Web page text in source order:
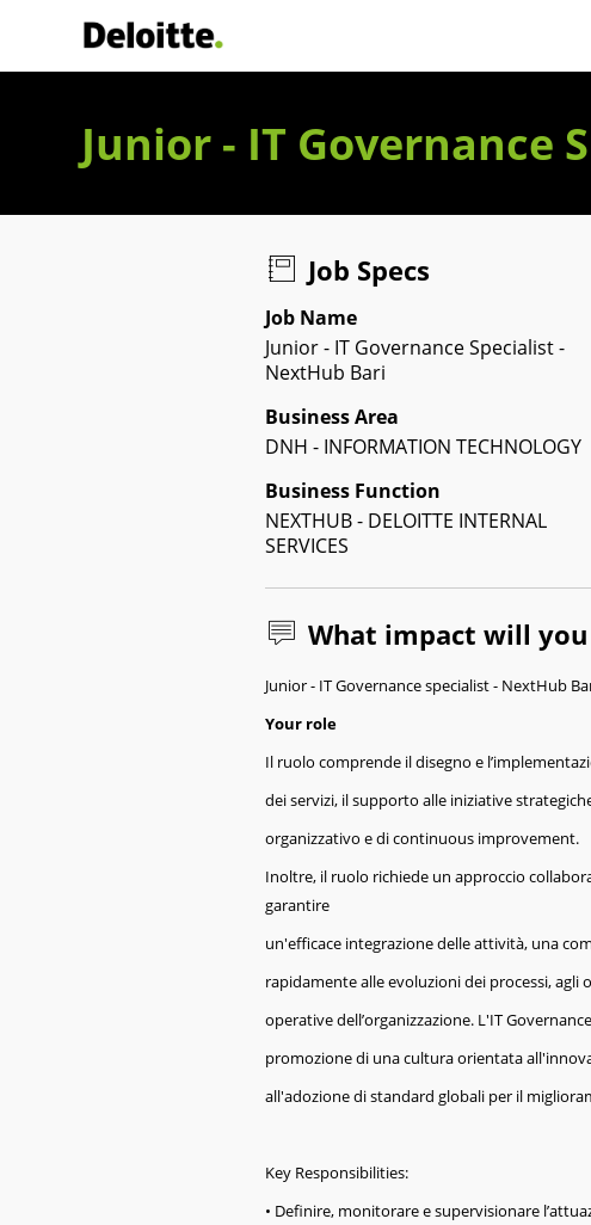
Deloitte Italia
Junior - IT Governance
Job Specs
Job Name
Junior - IT Governance Specialist -
NextHub Bari
Business Area
DNH - INFORMATION TECHNOLOGY
Business Function
NEXTHUB - DELOITTE INTERNAL
SERVICES
What impact will you
Junior - IT Governance specialist - NextHub
Your role
Il ruolo comprende il disegno e
dei servizi, il supporto alle iniziative
organizzativo e di continuous improvement.
Inoltre, il ruolo richiede un approccio
garantire
un'efficace integrazione delle attività, una
rapidamente alle evoluzioni dei processi,
operative dell’organizzazione. L'IT
promozione di una cultura orientata
all'adozione di standard globali per il
Key Responsibilities:
• Definire, monitorare e supervisionare